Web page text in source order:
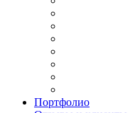
Портфолио